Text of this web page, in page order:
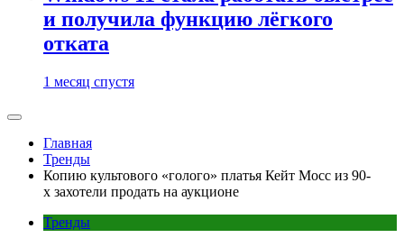
и получила функцию лёгкого
отката
1 месяц спустя
Главная
Тренды
Копию культового «голого» платья Кейт Мосс из 90-
х захотели продать на аукционе
Тренды